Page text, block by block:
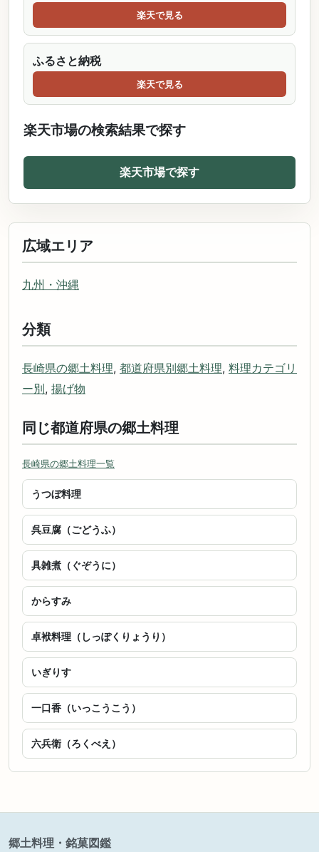
楽天で見る
ふるさと納税
楽天で見る
楽天市場の検索結果で探す
楽天市場で探す
広域エリア
九州・沖縄
分類
長崎県の郷土料理, 都道府県別郷土料理, 料理カテゴリ
ー別, 揚げ物
同じ都道府県の郷土料理
長崎県の郷土料理一覧
うつぼ料理
呉豆腐（ごどうふ）
具雑煮（ぐぞうに）
からすみ
卓袱料理（しっぽくりょうり）
いぎりす
一口香（いっこうこう）
六兵衛（ろくべえ）
郷土料理・銘菓図鑑